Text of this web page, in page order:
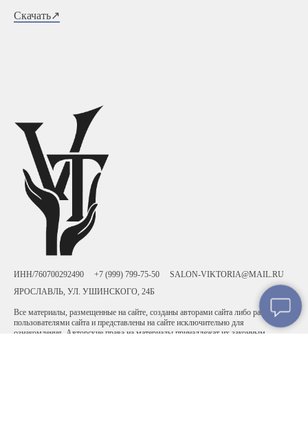
Скачать↗
ИНН/760700292490 +7 (999) 799-75-50
SALON-VIKTORIA@MAIL.RU
ЯРОСЛАВЛЬ, УЛ. УШИНСКОГО, 24Б
Все материалы, размещенные на сайте, созданы авторами сайта либо размещены
пользователями сайта и представлены на сайте исключительно для
ознакомления. Авторские права на материалы принадлежат их законным